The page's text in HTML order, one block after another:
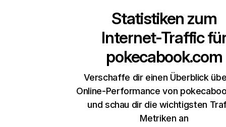
Statistiken zum
Internet-Traffic
pokecabook.com
Verschaffe dir einen Überblick
Online-Performance von
und schau dir die wichtigsten
Metriken an